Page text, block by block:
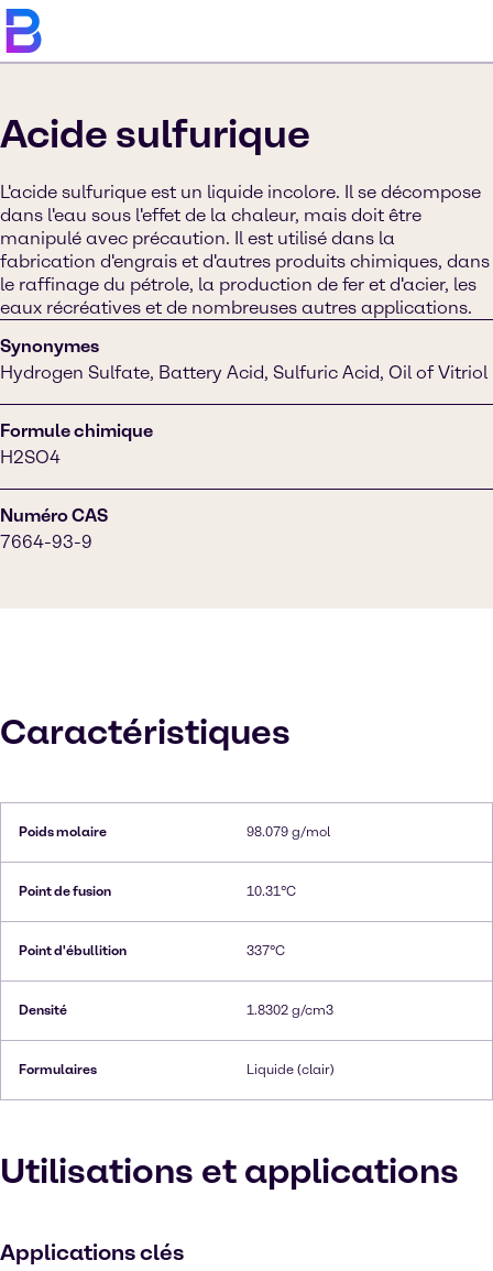
Acide sulfurique
L'acide sulfurique est un liquide incolore. Il se décompose
dans l'eau sous l'effet de la chaleur, mais doit être
manipulé avec précaution. Il est utilisé dans la
fabrication d'engrais et d'autres produits chimiques, dans
le raffinage du pétrole, la production de fer et d'acier, les
eaux récréatives et de nombreuses autres applications.
Synonymes
Hydrogen Sulfate, Battery Acid, Sulfuric Acid, Oil of Vitriol
Formule chimique
H2SO4
Numéro CAS
7664-93-9
Caractéristiques
Poids molaire 98.079 g/mol
Point de fusion 10.31°C
Point d'ébullition 337°C
Densité 1.8302 g/cm3
Formulaires Liquide (clair)
Utilisations et applications
Applications clés